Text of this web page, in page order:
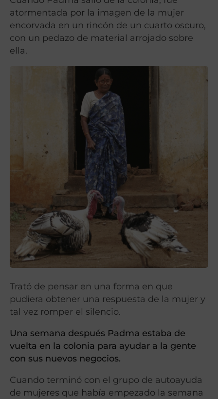
atormentada por la imagen de la mujer
encorvada en un rincón de un cuarto oscuro,
con un pedazo de material arrojado sobre
ella.
Trató de pensar en una forma en que
pudiera obtener una respuesta de la mujer y
tal vez romper el silencio.
Una semana después Padma estaba de
vuelta en la colonia para ayudar a la gente
con sus nuevos negocios.
Cuando terminó con el grupo de autoayuda
de mujeres que había empezado la semana